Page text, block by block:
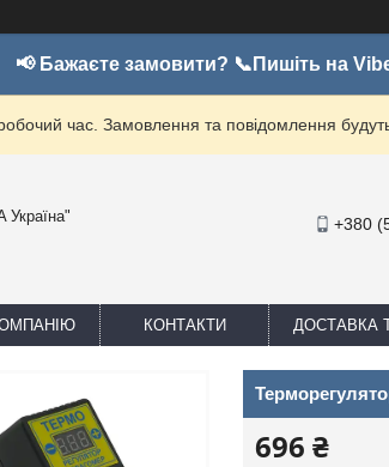
📢 Бажаєте замовити? 📞Пишіть на
час. Замовлення та повідомлення
Україна"
+380
КОНТАКТИ ДОСТАВКА
696 ₴